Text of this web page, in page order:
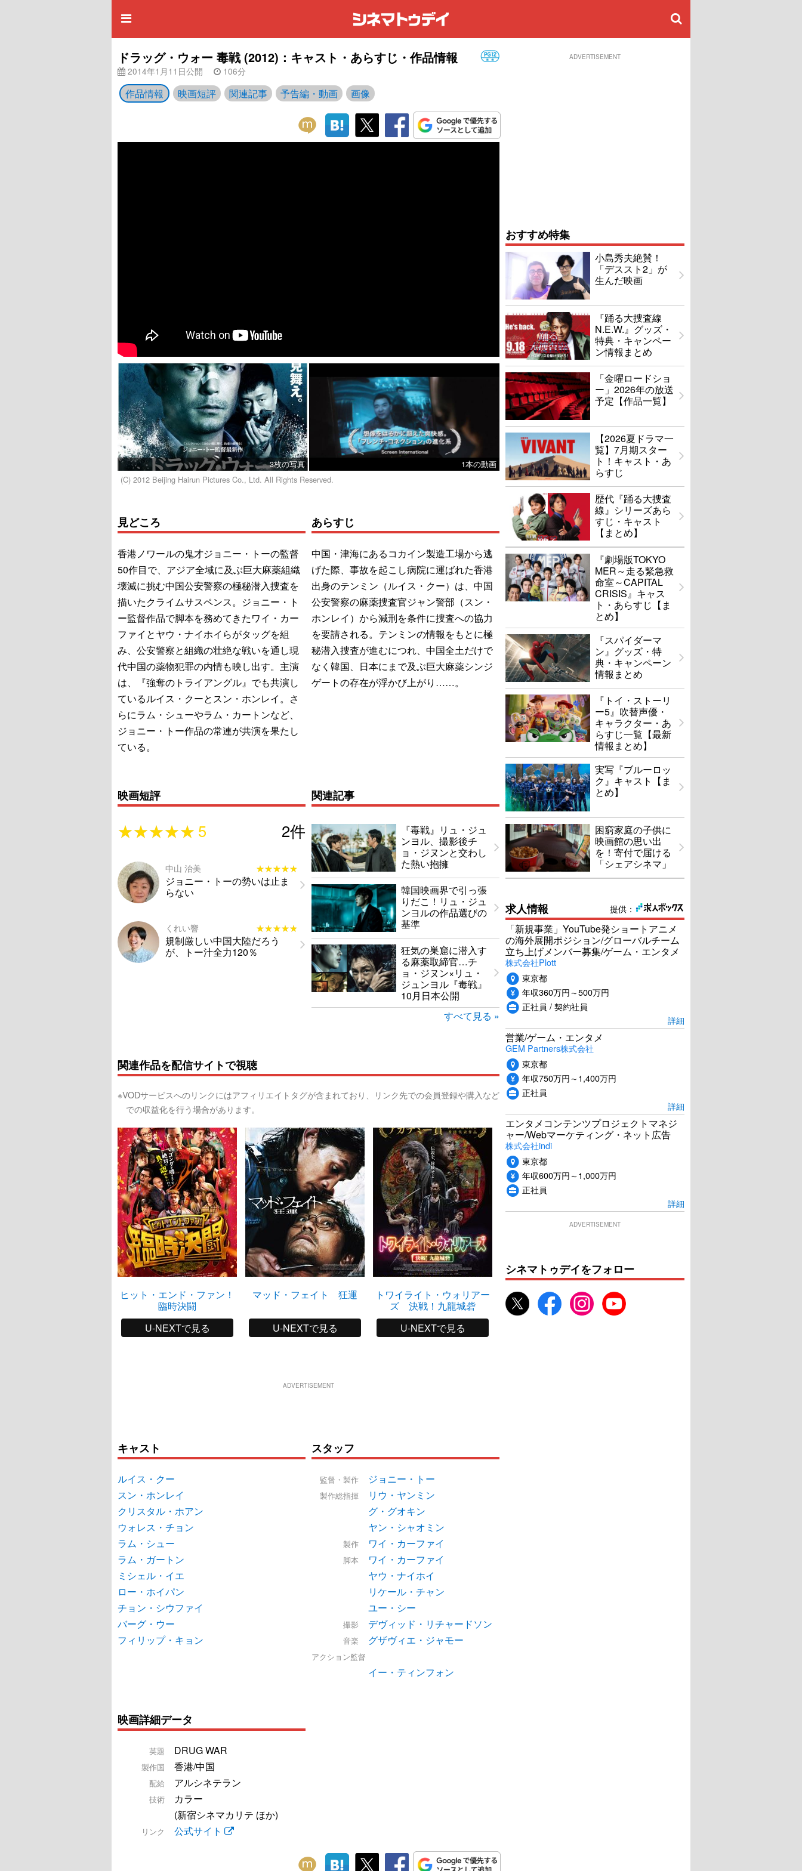
ドラッグ・ウォー 毒戦 (2012)：キャスト・あらすじ・作品情報
2014年1月11日公開 106分
作品情報 映画短評 関連記事 予告編・動画 画像
3枚の写真
1本の動画
(C) 2012 Beijing Hairun Pictures Co., Ltd. All Rights Reserved.
見どころ
香港ノワールの鬼才ジョニー・トーの監督
50作目で、アジア全域に及ぶ巨大麻薬組織
壊滅に挑む中国公安警察の極秘潜入捜査を
描いたクライムサスペンス。ジョニー・ト
ー監督作品で脚本を務めてきたワイ・カー
ファイとヤウ・ナイホイらがタッグを組
み、公安警察と組織の壮絶な戦いを通し現
代中国の薬物犯罪の内情も映し出す。主演
は、『強奪のトライアングル』でも共演し
ているルイス・クーとスン・ホンレイ。さ
らにラム・シューやラム・カートンなど、
ジョニー・トー作品の常連が共演を果たし
ている。
あらすじ
中国・津海にあるコカイン製造工場から逃
げた際、事故を起こし病院に運ばれた香港
出身のテンミン（ルイス・クー）は、中国
公安警察の麻薬捜査官ジャン警部（スン・
ホンレイ）から減刑を条件に捜査への協力
を要請される。テンミンの情報をもとに極
秘潜入捜査が進むにつれ、中国全土だけで
なく韓国、日本にまで及ぶ巨大麻薬シンジ
ゲートの存在が浮かび上がり……。
映画短評
★★★★★
★★★★★ 5 2件
中山 治美 ★★★★★
★★★★★
ジョニー・トーの勢いは止ま
らない
くれい響 ★★★★★
★★★★★
規制厳しい中国大陸だろう
が、トー汁全力120％
関連記事
『毒戦』リュ・ジュ
ンヨル、撮影後チ
ョ・ジヌンと交わし
た熱い抱擁
韓国映画界で引っ張
りだこ！リュ・ジュ
ンヨルの作品選びの
基準
狂気の巣窟に潜入す
る麻薬取締官…チ
ョ・ジヌン×リュ・
ジュンヨル『毒戦』
10月日本公開
すべて見る »
関連作品を配信サイトで視聴
※VODサービスへのリンクにはアフィリエイトタグが含まれており、リンク先での会員登録や購入など
での収益化を行う場合があります。
ヒット・エンド・ファン！
臨時決闘
U-NEXTで見る
マッド・フェイト 狂運
U-NEXTで見る
トワイライト・ウォリアー
ズ 決戦！九龍城砦
U-NEXTで見る
七人樂隊
ADVERTISEMENT
キャスト
ルイス・クー
スン・ホンレイ
クリスタル・ホアン
ウォレス・チョン
ラム・シュー
ラム・ガートン
ミシェル・イエ
ロー・ホイパン
チョン・シウファイ
バーグ・ウー
フィリップ・キョン
スタッフ
監督・製作 ジョニー・トー
製作総指揮
リウ・ヤンミン
グ・グオキン
ヤン・シャオミン
製作 ワイ・カーファイ
脚本
ワイ・カーファイ
ヤウ・ナイホイ
リケール・チャン
ユー・シー
撮影 デヴィッド・リチャードソン
音楽 グザヴィエ・ジャモー
アクション監督
イー・ティンフォン
映画詳細データ
英題 DRUG WAR
製作国 香港/中国
配給 アルシネテラン
技術
カラー
(新宿シネマカリテ ほか)
リンク 公式サイト
ADVERTISEMENT
おすすめ特集
小島秀夫絶賛！
「デススト2」が
生んだ映画
『踊る大捜査線
N.E.W.』グッズ・
特典・キャンペー
ン情報まとめ
「金曜ロードショ
ー」2026年の放送
予定【作品一覧】
【2026夏ドラマ一
覧】7月期スター
ト！キャスト・あ
らすじ
歴代『踊る大捜査
線』シリーズあら
すじ・キャスト
【まとめ】
『劇場版TOKYO
MER～走る緊急救
命室～CAPITAL
CRISIS』キャス
ト・あらすじ【ま
とめ】
『スパイダーマ
ン』グッズ・特
典・キャンペーン
情報まとめ
『トイ・ストーリ
ー5』吹替声優・
キャラクター・あ
らすじ一覧【最新
情報まとめ】
実写『ブルーロッ
ク』キャスト【ま
とめ】
困窮家庭の子供に
映画館の思い出
を！寄付で届ける
「シェアシネマ」
提供：
求人情報
「新規事業」YouTube発ショートアニメ
の海外展開ポジション/グローバルチーム
立ち上げメンバー募集/ゲーム・エンタメ
株式会社Plott
東京都
年収360万円～500万円
正社員 / 契約社員
詳細
営業/ゲーム・エンタメ
GEM Partners株式会社
東京都
年収750万円～1,400万円
正社員
詳細
エンタメコンテンツプロジェクトマネジ
ャー/Webマーケティング・ネット広告
株式会社indi
東京都
年収600万円～1,000万円
正社員
詳細
ADVERTISEMENT
シネマトゥデイをフォロー